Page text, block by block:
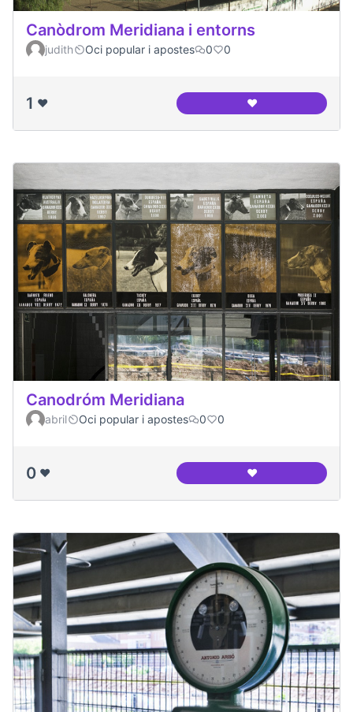
Canòdrom Meridiana i entorns
judith Oci popular i apostes 0 0
1 ❤️ ❤️Canòdrom
Canodróm Meridiana
abril Oci popular i apostes 0 0
0 ❤️ ❤️Canodróm